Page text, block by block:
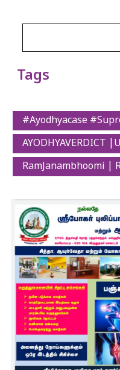
Tags
#Ayodhyacase
AYODHYAVERDICT
RamJanambhoomi |